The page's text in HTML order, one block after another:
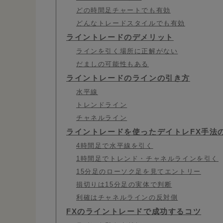
どの時間足チャートでも有効
どんなトレードスタイルでも有効
ライントレードのデメリット
ラインを引く場所に正解がない
だましの可能性もある
ライントレードのラインの引き方
水平線
トレンドライン
チャネルライン
ライントレードを使ったデイトレFX手法
4時間足で水平線を引く
1時間足でトレンド・チャネルラインを引く
15分足のローソク足を見てエントリー
損切りは15分足の実体で判断
利確はチャネルラインの反対側
FXのライントレードで成功するコツ